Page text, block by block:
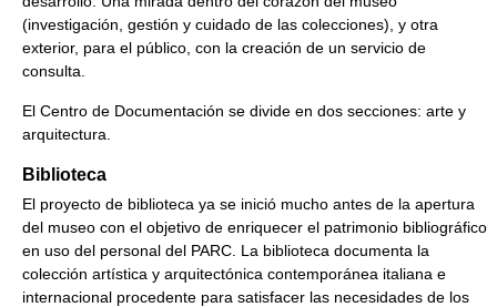
(investigación, gestión y cuidado de las colecciones), y otra
exterior, para el público, con la creación de un servicio de
consulta.
El Centro de Documentación se divide en dos secciones: arte y
arquitectura.
Biblioteca
El proyecto de biblioteca ya se inició mucho antes de la apertura
del museo con el objetivo de enriquecer el patrimonio bibliográfico
en uso del personal del PARC. La biblioteca documenta la
colección artística y arquitectónica contemporánea italiana e
internacional procedente para satisfacer las necesidades de los